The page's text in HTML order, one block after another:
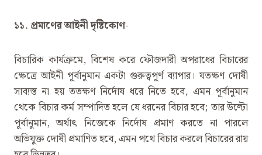
১১. প্রমাণের আইনী দৃষ্টিকোণ-
বিচারিক কার্যক্রমে, বিশেষ করে ফৌজদারী অপরাধের বিচারের
ক্ষেত্রে আইনী পূর্বানুমান একটা গুরুত্বপূর্ণ ব্যাপার। যতক্ষণ দোষী
সাব্যস্ত না হয় ততক্ষণ নির্দোষ ধরে নিতে হবে, এমন পূর্বানুমান
থেকে বিচার কর্ম সম্পাদিত হলে যে ধরনের বিচার হবে; তার উল্টো
পূর্বানুমান, অর্থাৎ নিজেকে নির্দোষ প্রমাণ করতে না পারলে
অভিযুক্ত দোষী প্রমাণিত হবে, এমন পথে বিচার করলে বিচারের রায়